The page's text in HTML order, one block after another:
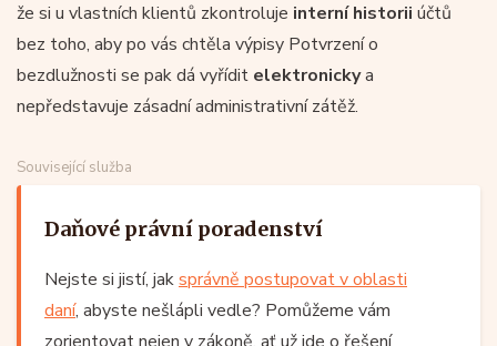
že si u vlastních klientů zkontroluje interní historii účtů
bez toho, aby po vás chtěla výpisy Potvrzení o
bezdlužnosti se pak dá vyřídit elektronickya
nepředstavuje zásadní administrativní zátěž.
Související služba
Daňové právní poradenství
Nejste si jistí, jaksprávně postupovat v oblasti
daní, abyste nešlápli vedle? Pomůžeme vám
zorientovat nejen v zákoně, ať už jde o řešení